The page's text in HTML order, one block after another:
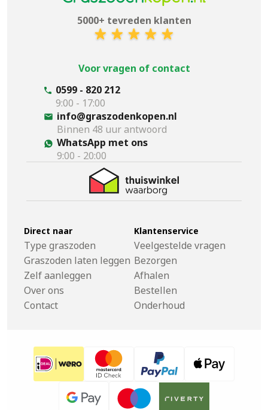
5000+ tevreden klanten
Voor vragen of contact
0599 - 820 212
9:00 - 17:00
info@graszodenkopen.nl
Binnen 48 uur antwoord
WhatsApp met ons
9:00 - 20:00
Direct naar
Type graszoden
Graszoden laten leggen
Zelf aanleggen
Over ons
Contact
Klantenservice
Veelgestelde vragen
Bezorgen
Afhalen
Bestellen
Onderhoud